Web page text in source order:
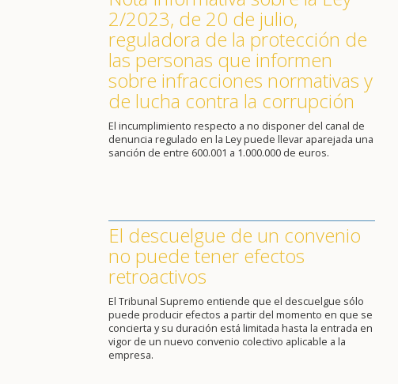
2/2023, de 20 de julio,
reguladora de la protección de
las personas que informen
sobre infracciones normativas y
de lucha contra la corrupción
El incumplimiento respecto a no disponer del canal de
denuncia regulado en la Ley puede llevar aparejada una
sanción de entre 600.001 a 1.000.000 de euros.
El descuelgue de un convenio
no puede tener efectos
retroactivos
El Tribunal Supremo entiende que el descuelgue sólo
puede producir efectos a partir del momento en que se
concierta y su duración está limitada hasta la entrada en
vigor de un nuevo convenio colectivo aplicable a la
empresa.